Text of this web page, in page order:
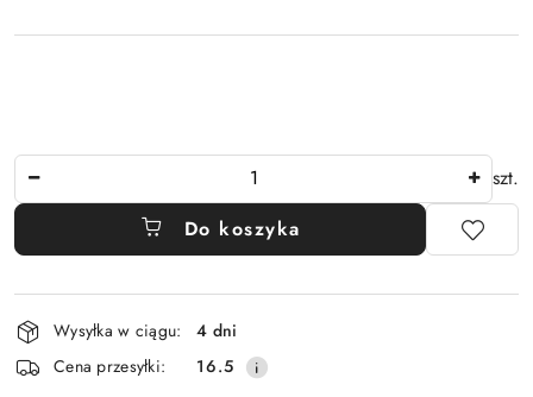
szt.
Do koszyka
Dostępność
i
dostawa
Wysyłka w ciągu:
4 dni
Cena przesyłki:
16.5